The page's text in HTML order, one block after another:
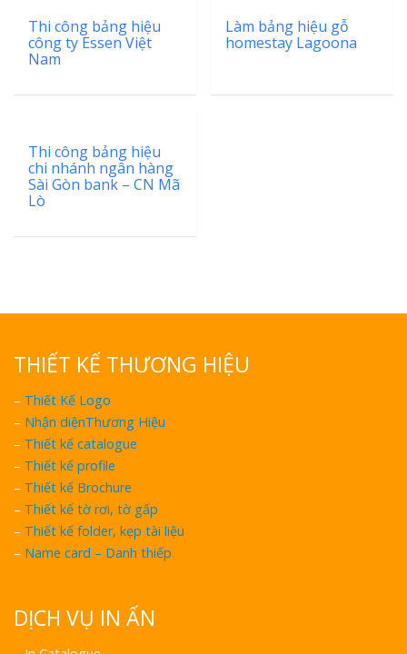
Thi công bảng hiệu
công ty Essen Việt
Nam
Làm bảng hiệu gỗ
homestay Lagoona
Thi công bảng hiệu
chi nhánh ngân hàng
Sài Gòn bank – CN Mã
Lò
THIẾT KẾ THƯƠNG HIỆU
– Thiết Kế Logo
– Nhận diệnThương Hiệu
– Thiết kế catalogue
– Thiết kế profile
– Thiết kế Brochure
– Thiết kế tờ rơi, tờ gấp
– Thiết kế folder, kẹp tài liệu
– Name card – Danh thiếp
DỊCH VỤ IN ẤN